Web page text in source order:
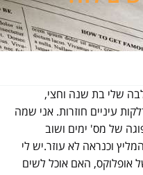
שלי בת שנה וחצי,
עיניים חוזרות. אני שמה
של מס' ימים ושוב
וכנראה לא עוזר.יש לי
אופלוקס, האם אוכל לשים